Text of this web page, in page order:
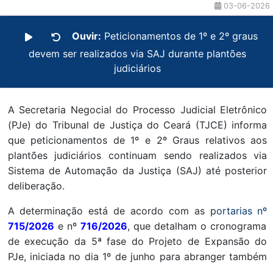
03-06-2026
Ouvir: Peticionamentos de 1º e 2º graus
devem ser realizados via SAJ durante plantões
judiciários
A Secretaria Negocial do Processo Judicial Eletrônico
(PJe) do Tribunal de Justiça do Ceará (TJCE) informa
que peticionamentos de 1º e 2º Graus relativos aos
plantões judiciários continuam sendo realizados via
Sistema de Automação da Justiça (SAJ) até posterior
deliberação.
A determinação está de acordo com as portarias nº
715/2026 e nº 716/2026, que detalham o cronograma
de execução da 5ª fase do Projeto de Expansão do
PJe, iniciada no dia 1º de junho para abranger também